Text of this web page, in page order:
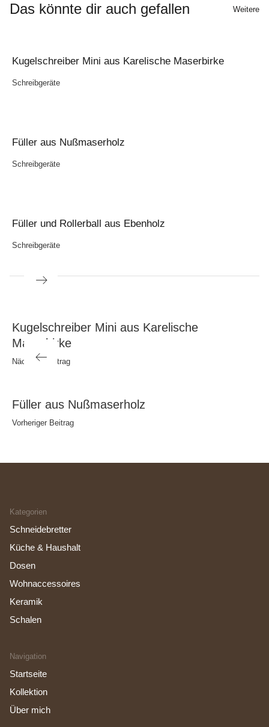
Das könnte dir auch gefallen Weitere
Kugelschreiber Mini aus Karelische Maserbirke
Schreibgeräte
Füller aus Nußmaserholz
Schreibgeräte
Füller und Rollerball aus Ebenholz
Schreibgeräte
Beitragsnavigation
Nächster
Beitrag
Kugelschreiber Mini aus Karelische
Maserbirke
Nächster Beitrag
Vorheriger
Beitrag
Füller aus Nußmaserholz
Vorheriger Beitrag
Kategorien
Schneidebretter
Küche & Haushalt
Dosen
Wohnaccessoires
Keramik
Schalen
Navigation
Startseite
Kollektion
Über mich